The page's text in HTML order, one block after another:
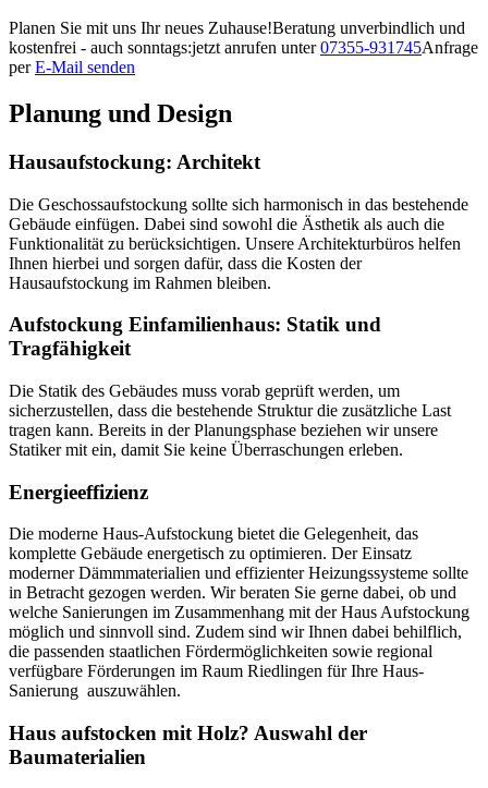
Planen Sie mit uns Ihr neues Zuhause!Beratung unverbindlich und
kostenfrei - auch sonntags:jetzt anrufen unter07355-931745Anfrage
perE-Mail senden
Planung und Design
Hausaufstockung: Architekt
Die Geschossaufstockung sollte sich harmonisch in das bestehende
Gebäude einfügen. Dabei sind sowohl die Ästhetik als auch die
Funktionalität zu berücksichtigen. Unsere Architekturbüros helfen
Ihnen hierbei und sorgen dafür, dass die Kosten der
Hausaufstockung im Rahmen bleiben.
Aufstockung Einfamilienhaus: Statik und
Tragfähigkeit
Die Statik des Gebäudes muss vorab geprüft werden, um
sicherzustellen, dass die bestehende Struktur die zusätzliche Last
tragen kann. Bereits in der Planungsphase beziehen wir unsere
Statiker mit ein, damit Sie keine Überraschungen erleben.
Energieeffizienz
Die moderne Haus-Aufstockung bietet die Gelegenheit, das
komplette Gebäude energetisch zu optimieren. Der Einsatz
moderner Dämmmaterialien und effizienter Heizungssysteme sollte
in Betracht gezogen werden. Wir beraten Sie gerne dabei, ob und
welche Sanierungen im Zusammenhang mit der Haus Aufstockung
möglich und sinnvoll sind. Zudem sind wir Ihnen dabei behilflich,
die passenden staatlichen Fördermöglichkeiten sowie regional
verfügbare Förderungen im Raum Riedlingen für Ihre Haus-
Sanierung auszuwählen.
Haus aufstocken mit Holz? Auswahl der
Baumaterialien